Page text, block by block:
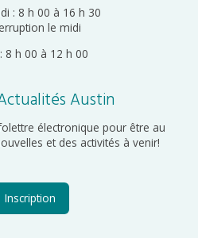
: 8 h 00 à 16 h 30
le midi
8 h 00 à 12 h 00
Austin
électronique pour être au
et des activités à venir!
Inscription